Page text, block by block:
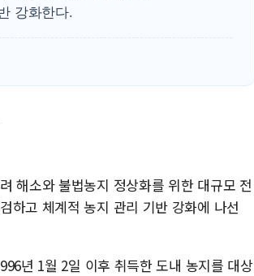
강화한다.
해소와 불법농지 정상화를 위한 대규모 전
하고 체계적 농지 관리 기반 강화에 나선
년 1월 2일 이후 취득한 도내 농지를 대상